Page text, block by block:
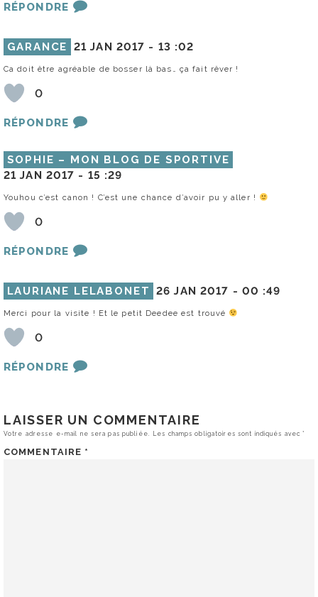
RÉPONDRE
GARANCE 21 JAN 2017 - 13 :02
Ca doit être agréable de bosser là bas… ça fait rêver !
0
RÉPONDRE
SOPHIE – MON BLOG DE SPORTIVE
21 JAN 2017 - 15 :29
Youhou c’est canon ! C’est une chance d’avoir pu y aller !
0
RÉPONDRE
LAURIANE LELABONET 26 JAN 2017 - 00 :49
Merci pour la visite ! Et le petit Deedee est trouvé
0
RÉPONDRE
LAISSER UN COMMENTAIRE
Votre adresse e-mail ne sera pas publiée. Les champs obligatoires sont indiqués avec*
COMMENTAIRE *